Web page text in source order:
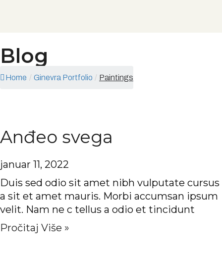
Blog
Home / Ginevra Portfolio / Paintings
Anđeo svega
januar 11, 2022
Duis sed odio sit amet nibh vulputate cursus
a sit et amet mauris. Morbi accumsan ipsum
velit. Nam ne c tellus a odio et tincidunt
Pročitaj Više »